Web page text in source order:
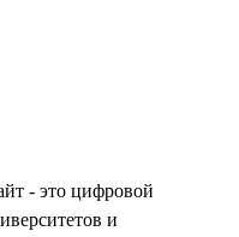
- это цифровой
и